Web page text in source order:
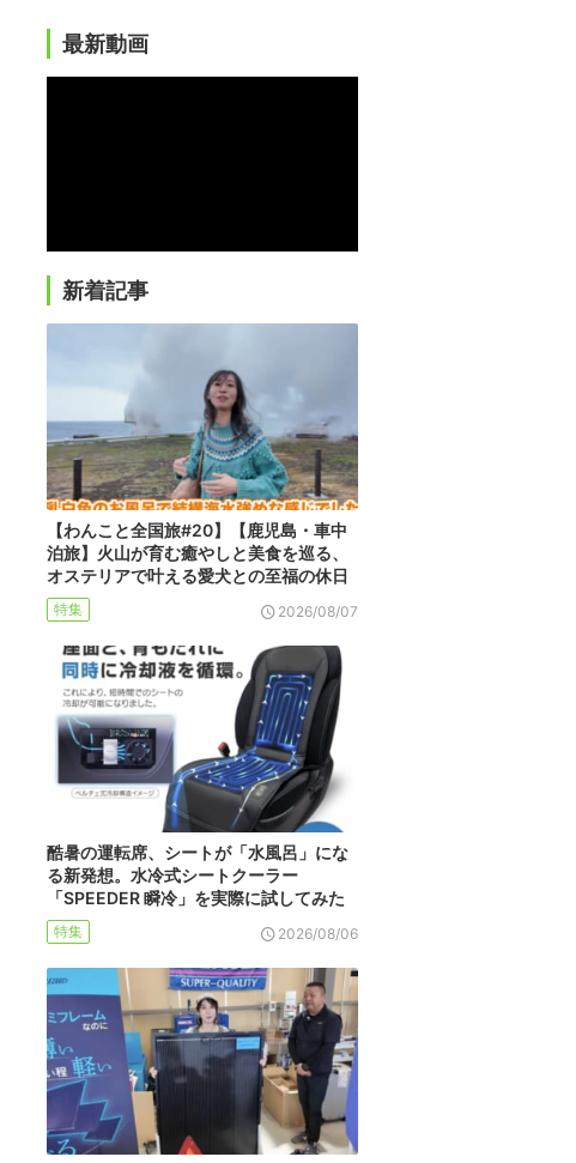
最新動画
新着記事
【わんこと全国旅#20】【鹿児島・車中
泊旅】火山が育む癒やしと美食を巡る、
オステリアで叶える愛犬との至福の休日
特集 2026/08/07
酷暑の運転席、シートが「水風呂」にな
る新発想。水冷式シートクーラー
「SPEEDER 瞬冷」を実際に試してみた
特集 2026/08/06